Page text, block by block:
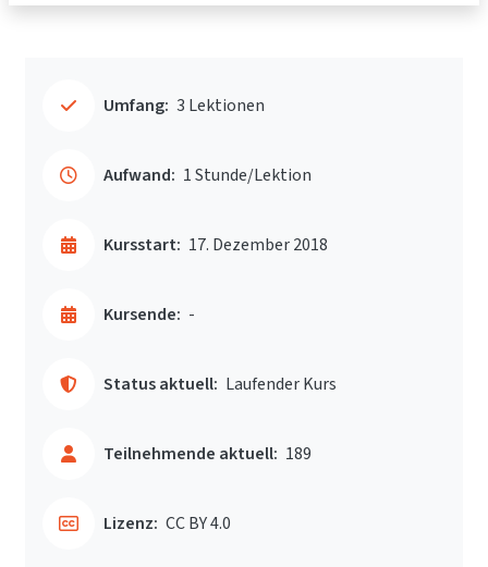
Umfang: 3 Lektionen
Aufwand: 1 Stunde/Lektion
Kursstart: 17. Dezember 2018
Kursende: -
Status aktuell: Laufender Kurs
Teilnehmende aktuell: 189
Lizenz: CC BY 4.0